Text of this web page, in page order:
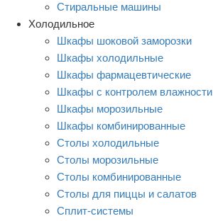
Стиральные машины
Холодильное
Шкафы шоковой заморозки
Шкафы холодильные
Шкафы фармацевтические
Шкафы с контролем влажности
Шкафы морозильные
Шкафы комбинированные
Столы холодильные
Столы морозильные
Столы комбинированные
Столы для пиццы и салатов
Сплит-системы